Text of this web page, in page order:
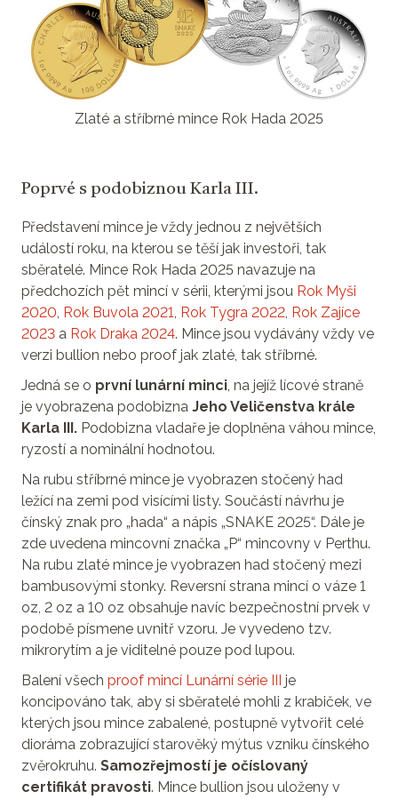
Zlaté a stříbrné mince Rok Hada 2025
Poprvé s podobiznou Karla III.
Představení mince je vždy jednou z největších
událostí roku, na kterou se těší jak investoři, tak
sběratelé. Mince Rok Hada 2025 navazuje na
předchozích pět mincí v sérii, kterými jsou Rok Myši
2020, Rok Buvola 2021, Rok Tygra 2022, Rok Zajíce
2023 a Rok Draka 2024. Mince jsou vydávány vždy ve
verzi bullion nebo proof jak zlaté, tak stříbrné.
Jedná se o první lunární minci, na jejíž lícové straně
je vyobrazena podobizna Jeho Veličenstva krále
Karla III. Podobizna vladaře je doplněna váhou mince,
ryzostí a nominální hodnotou.
Na rubu stříbrné mince je vyobrazen stočený had
ležící na zemi pod visícími listy. Součástí návrhu je
čínský znak pro „hada“ a nápis „SNAKE 2025“. Dále je
zde uvedena mincovní značka „P“ mincovny v Perthu.
Na rubu zlaté mince je vyobrazen had stočený mezi
bambusovými stonky. Reversní strana mincí o váze 1
oz, 2 oz a 10 oz obsahuje navíc bezpečnostní prvek v
podobě písmene uvnitř vzoru. Je vyvedeno tzv.
mikrorytím a je viditelné pouze pod lupou.
Balení všech proof mincí Lunární série III je
koncipováno tak, aby si sběratelé mohli z krabiček, ve
kterých jsou mince zabalené, postupně vytvořit celé
dioráma zobrazující starověký mýtus vzniku čínského
zvěrokruhu. Samozřejmostí je očíslovaný
certifikát pravosti. Mince bullion jsou uloženy v